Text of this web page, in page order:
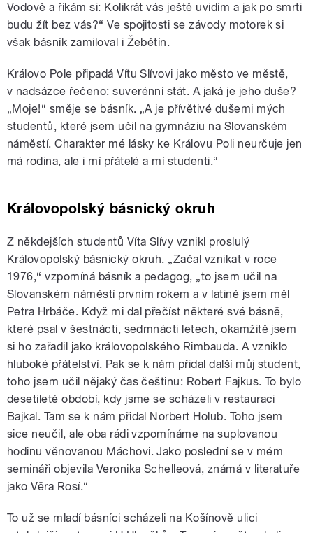
Vodově a říkám si: Kolikrát vás ještě uvidím a jak po smrti
budu žít bez vás?“ Ve spojitosti se závody motorek si
však básník zamiloval i Žebětín.
Královo Pole připadá Vítu Slívovi jako město ve městě,
v nadsázce řečeno: suverénní stát. A jaká je jeho duše?
„Moje!“ směje se básník. „A je přívětivé dušemi mých
studentů, které jsem učil na gymnáziu na Slovanském
náměstí. Charakter mé lásky ke Královu Poli neurčuje jen
má rodina, ale i mí přátelé a mí studenti.“
Královopolský básnický okruh
Z někdejších studentů Víta Slívy vznikl proslulý
Královopolský básnický okruh. „Začal vznikat v roce
1976,“ vzpomíná básník a pedagog, „to jsem učil na
Slovanském náměstí prvním rokem a v latině jsem měl
Petra Hrbáče. Když mi dal přečíst některé své básně,
které psal v šestnácti, sedmnácti letech, okamžitě jsem
si ho zařadil jako královopolského Rimbauda. A vzniklo
hluboké přátelství. Pak se k nám přidal další můj student,
toho jsem učil nějaký čas češtinu: Robert Fajkus. To bylo
desetileté období, kdy jsme se scházeli v restauraci
Bajkal. Tam se k nám přidal Norbert Holub. Toho jsem
sice neučil, ale oba rádi vzpomínáme na suplovanou
hodinu věnovanou Máchovi. Jako poslední se v mém
semináři objevila Veronika Schelleová, známá v literatuře
jako Věra Rosí.“
To už se mladí básníci scházeli na Košínově ulici